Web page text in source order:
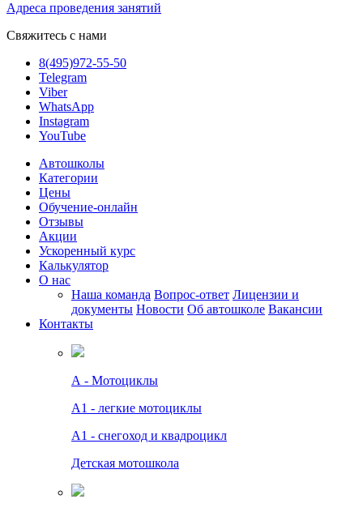
Адреса проведения занятий
Свяжитесь с нами
8(495)972-55-50
Telegram
Viber
WhatsApp
Instagram
YouTube
Автошколы
Категории
Цены
Обучение-онлайн
Отзывы
Акции
Ускоренный курс
Калькулятор
О нас
Наша команда Вопрос-ответ Лицензии и
документы Новости Об автошколе Вакансии
Контакты
А - Мотоциклы
A1 - легкие мотоциклы
A1 - снегоход и квадроцикл
Детская мотошкола